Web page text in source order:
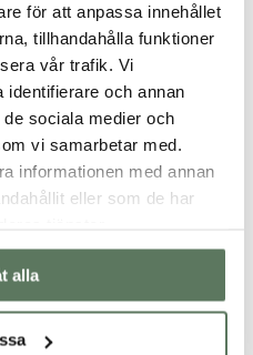
för att anpassa innehållet
tillhandahålla funktioner
vår trafik. Vi
identifierare och annan
sociala medier och
vi samarbetar med.
informationen med annan
eller som de har
alla
…